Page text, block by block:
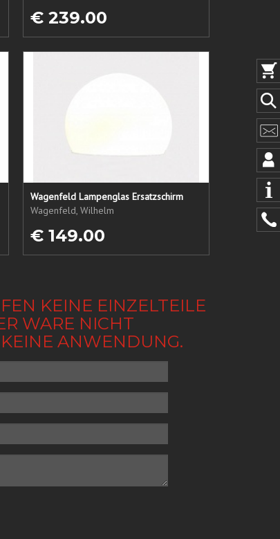
€ 239.00
Wagenfeld Lampenglas Ersatzschirm
Wagenfeld, Wilhelm
€ 149.00
KEINE EINZELTEILE
WARE NICHT
ANWENDUNG.